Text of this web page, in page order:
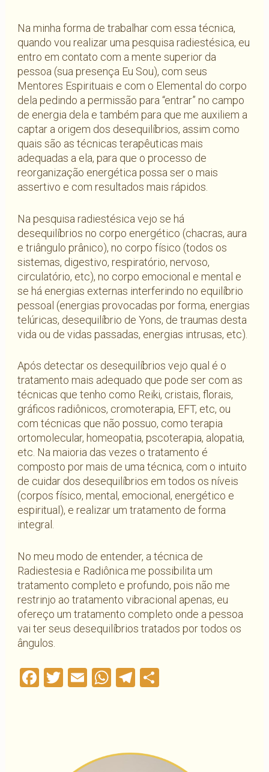
Na minha forma de trabalhar com essa técnica,
quando vou realizar uma pesquisa radiestésica, eu
entro em contato com a mente superior da
pessoa (sua presença Eu Sou), com seus
Mentores Espirituais e com o Elemental do corpo
dela pedindo a permissão para “entrar” no campo
de energia dela e também para que me auxiliem a
captar a origem dos desequilíbrios, assim como
quais são as técnicas terapêuticas mais
adequadas a ela, para que o processo de
reorganização energética possa ser o mais
assertivo e com resultados mais rápidos.
Na pesquisa radiestésica vejo se há
desequilíbrios no corpo energético (chacras, aura
e triângulo prânico), no corpo físico (todos os
sistemas, digestivo, respiratório, nervoso,
circulatório, etc), no corpo emocional e mental e
se há energias externas interferindo no equilíbrio
pessoal (energias provocadas por forma, energias
telúricas, desequilíbrio de Yons, de traumas desta
vida ou de vidas passadas, energias intrusas, etc).
Após detectar os desequilíbrios vejo qual é o
tratamento mais adequado que pode ser com as
técnicas que tenho como Reiki, cristais, florais,
gráficos radiônicos, cromoterapia, EFT, etc, ou
com técnicas que não possuo, como terapia
ortomolecular, homeopatia, pscoterapia, alopatia,
etc. Na maioria das vezes o tratamento é
composto por mais de uma técnica, com o intuito
de cuidar dos desequilíbrios em todos os níveis
(corpos físico, mental, emocional, energético e
espiritual), e realizar um tratamento de forma
integral.
No meu modo de entender, a técnica de
Radiestesia e Radiônica me possibilita um
tratamento completo e profundo, pois não me
restrinjo ao tratamento vibracional apenas, eu
ofereço um tratamento completo onde a pessoa
vai ter seus desequilíbrios tratados por todos os
ângulos.
Facebook
Twitter
EmailWhatsApp
Telegram